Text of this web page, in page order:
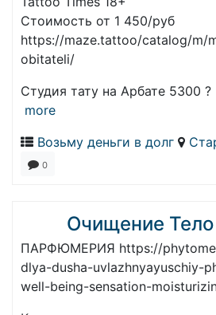
Стоимость от 1 450/руб
https://maze.tattoo/catalog/m/
obitateli/
Студия тату на Арбате 5300 ?
more
Возьму деньги в долг
0
Очищение
ПАРФЮМЕРИЯ https://
dlya-dusha-uvlazhnyayuschiy-
well-being-sensation-